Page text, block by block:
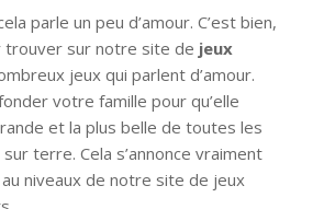
parle un peu d’amour. C’est bien,
trouver sur notre site de jeux
jeux qui parlent d’amour.
votre famille pour qu’elle
et la plus belle de toutes les
terre. Cela s’annonce vraiment
niveaux de notre site de jeux